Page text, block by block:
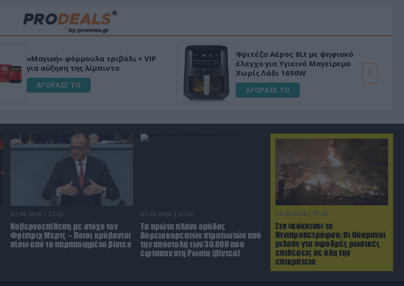
«Μαγική» φόρμουλα τριβόλι + VIP
για αύξηση της λίμπιντο
ΑΓΟΡΑΣΕ ΤΟ
Φριτέζα Αέρος 8Lt με ψηφιακό
έλεγχο για Υγιεινό Μαγείρεμα
Χωρίς Λάδι 1650W
ΑΓΟΡΑΣΕ ΤΟ
08.08.2026 | 01:02
Στο «κόκκινο» το
Ντνιπροπετρόφσκ: Οι Ουκρανοί
μιλούν για σφοδρές ρωσικές
επιθέσεις σε όλη την
επικράτεια
07.08.2026 | 23:02
Κυβερνοεπίθεση με στόχο τον
Φρίντριχ Μερτς – Ποιοι κρύβονται
πίσω από το παραποιημένο βίντεο
07.08.2026 | 23:02
Τα πρώτα πλάνα ομάδας
Βορειοκορεατών στρατιωτών από
την αποστολή των 30.000 που
έφτασαν στη Ρωσία (βίντεο)